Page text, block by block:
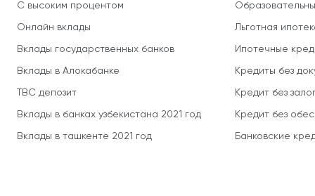
С высоким процентом
Онлайн вклады
Вклады государственных банков
Вклады в Алокабанке
TBC депозит
Вклады в банках узбекистана 2021 год
Вклады в ташкенте 2021 год
Льготная
Ипотечные
Кредиты без
Кредит без
Кредит без
Банковские